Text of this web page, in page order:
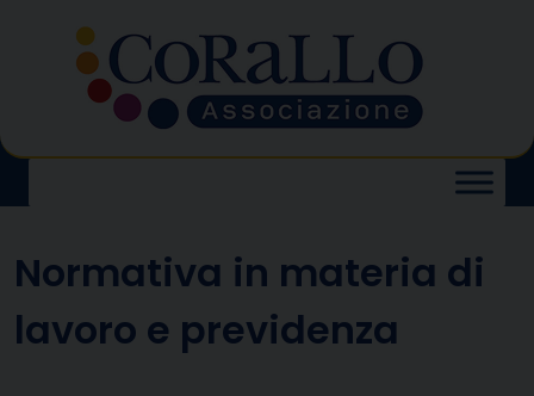
content
Normativa in materia di
lavoro e previdenza